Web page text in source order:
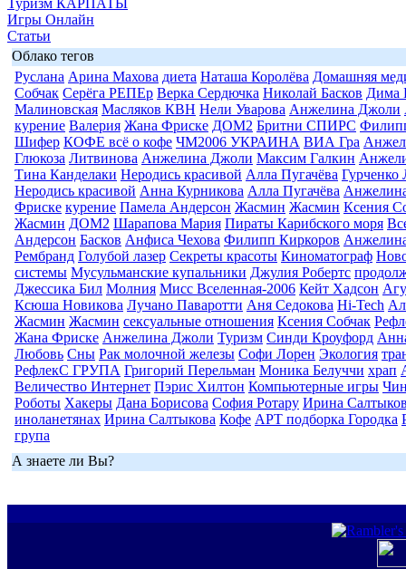
Игры Онлайн
Статьи
Облако тегов
Руслана Арина Махова диета Наташа Королёва Домашняя
Собчак Серёга РЕПЕр Верка Сердючка Николай Басков Дима
Малиновская Масляков КВН Нели Уварова Анжелина Джоли
курение Валерия Жана Фриске ДОМ2 Бритни СПИРС
Шифер КОФЕ всё о кофе ЧМ2006 УКРАИНА ВИА Гра
Глюкоза Литвинова Анжелина Джоли Максим Галкин
Тина Канделаки Неродись красивой Алла Пугачёва
Неродись красивой Анна Курникова Алла Пугачёва
Фриске курение Памела Андерсон Жасмин Жасмин Ксения
Жасмин ДОМ2 Шарапова Мария Пираты Карибского моря
Андерсон Басков Анфиса Чехова Филипп Киркоров
Рембранд Голубой лазер Секреты красоты Киноматограф
системы Мусульманские купальники Джулия Робертс
Джессика Бил Молния Мисс Вселенная-2006 Кейт Хадсон
Ксюша Новикова Лучано Паваротти Аня Седокова Hi-Tech
Жасмин Жасмин сексуальные отношения Ксения Собчак
Жана Фриске Анжелина Джоли Туризм Синди Кроуфорд
Любовь Сны Рак молочной железы Софи Лорен Экология
РефлекС ГРУПА Григорий Перельман Моника Белуччи храп
Величество Интернет Пэрис Хилтон Компьютерные игры
Роботы Хакеры Дана Борисова София Ротару Ирина
иноланетянах Ирина Салтыкова Кофе АРТ подборка Городка
група
А знаете ли Вы?